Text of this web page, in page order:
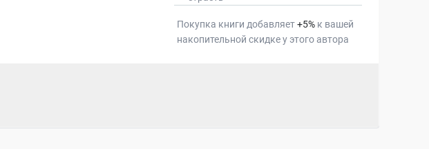
Покупка книги добавляет+5% к вашей
накопительной скидке у этого автора